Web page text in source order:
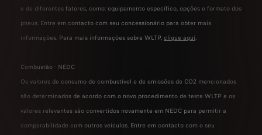
e de diferentes fatores, como: equipamento específico, opções e formato dos
pneus. Entre em contacto com seu concessionário para obter mais
informações. Para mais informações sobre WLTP, clique aqui.
Combustão - NEDC
Os valores de consumo de combustível e de emissões de CO2 mencionados
são determinados de acordo com o novo procedimento de teste WLTP e os
valores relevantes são convertidos novamente em NEDC para permitir a
comparabilidade com outros veículos. Entre em contacto com o seu